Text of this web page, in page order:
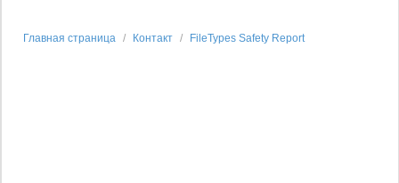
Главная страница Контакт FileTypes Safety Report